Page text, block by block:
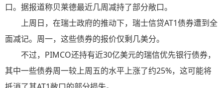
口。据报道称贝莱德最近几周减持了部分敞口。
上周日，在瑞士政府的推动下，瑞士信贷AT1债券遭到全
面减记。周一，这些债券的报价仅剩几美分。
不过，PIMCO还持有近30亿美元的瑞信优先银行债券，
其中一些债券周一较上周五的水平上涨了约25%，这可能将